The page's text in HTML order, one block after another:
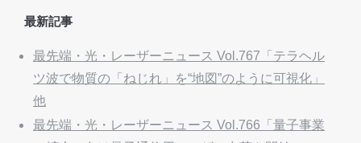
最新記事
最先端・光・レーザーニュース Vol.767「テラヘル
ツ波で物質の「ねじれ」を“地図”のように可視化」
他
最先端・光・レーザーニュース Vol.766「量子事業